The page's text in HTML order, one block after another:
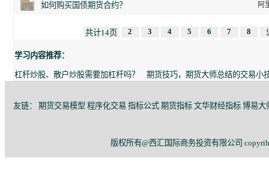
如何购买国债期货合约？ 阿
共计14页 2 3 4 5 6 7 8
学习内容推荐：
杠杆炒股、散户炒股需要加杠杆吗？ 期货技巧，期货大师总结的交易小
友链： 期货交易模型 程序化交易 指标公式 期货指标 文华财经指标 博易大
版权所有@西汇国际商务投资有限公司